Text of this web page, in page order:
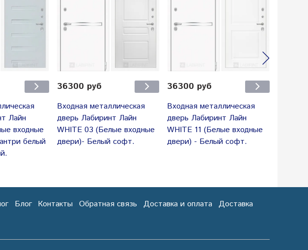
Лайн
входные
белый
36300 руб
Входная металлическая
дверь Лабиринт Лайн
WHITE 03 (Белые входные
двери)- Белый софт.
36300 руб
Входная металлическая
дверь Лабиринт Лайн
WHITE 11 (Белые входные
двери) - Белый софт.
Блог Контакты Обратная связь Доставка и оплата Доставка